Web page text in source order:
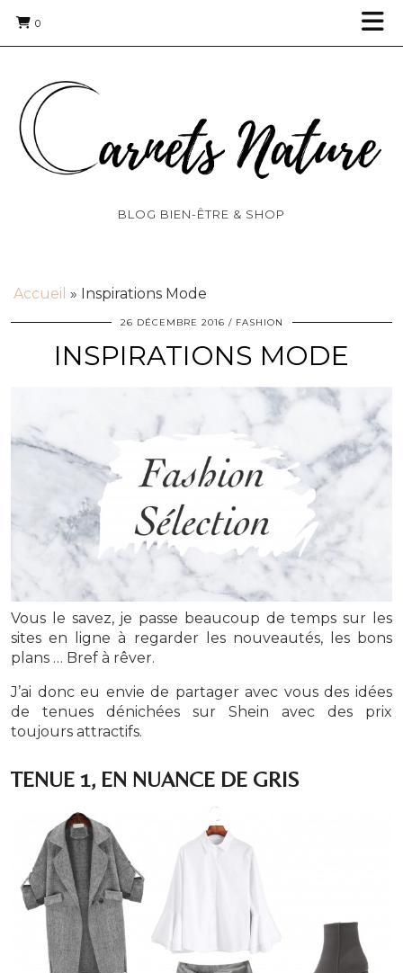
0
BLOG BIEN-ÊTRE & SHOP
Accueil » Inspirations Mode
26 DÉCEMBRE 2016 FASHION
INSPIRATIONS MODE
Vous le savez, je passe beaucoup de temps sur les
sites en ligne à regarder les nouveautés, les bons
plans … Bref à rêver.
J’ai donc eu envie de partager avec vous des idées
de tenues dénichées sur Shein avec des prix
toujours attractifs.
TENUE 1, EN NUANCE DE GRIS